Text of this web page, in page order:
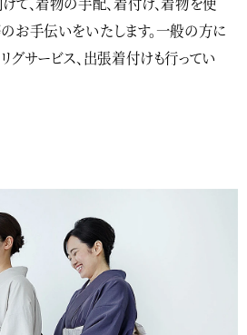
お手伝いをいたします。一般の方に
グサービス、出張着付けも行ってい